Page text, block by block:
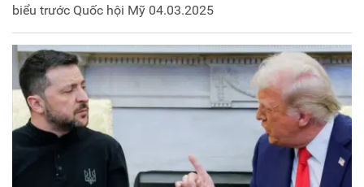
biểu trước Quốc hội Mỹ 04.03.2025